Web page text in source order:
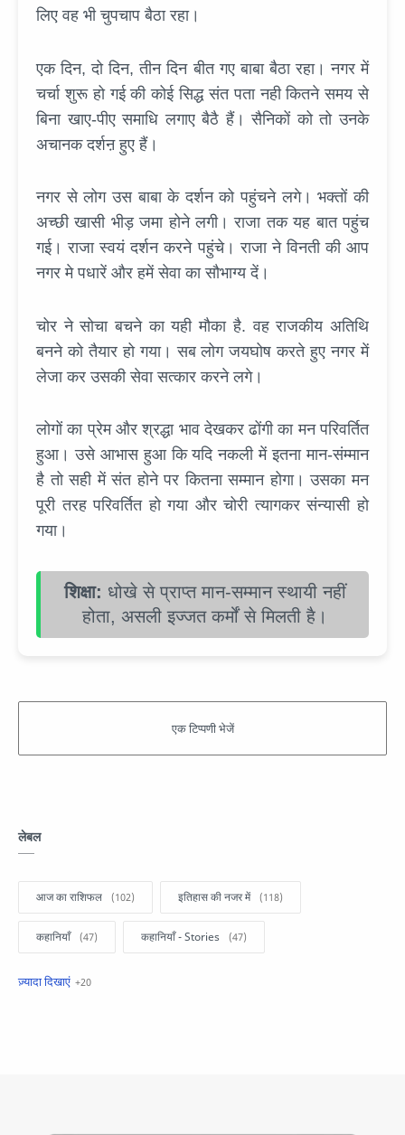
लिए वह भी चुपचाप बैठा रहा।
एक दिन, दो दिन, तीन दिन बीत गए बाबा बैठा रहा। नगर में
चर्चा शुरू हो गई की कोई सिद्ध संत पता नही कितने समय से
बिना खाए-पीए समाधि लगाए बैठै हैं। सैनिकों को तो उनके
अचानक दर्शऩ हुए हैं।
नगर से लोग उस बाबा के दर्शन को पहुंचने लगे। भक्तों की
अच्छी खासी भीड़ जमा होने लगी। राजा तक यह बात पहुंच
गई। राजा स्वयं दर्शन करने पहुंचे। राजा ने विनती की आप
नगर मे पधारें और हमें सेवा का सौभाग्य दें।
चोर ने सोचा बचने का यही मौका है. वह राजकीय अतिथि
बनने को तैयार हो गया। सब लोग जयघोष करते हुए नगर में
लेजा कर उसकी सेवा सत्कार करने लगे।
लोगों का प्रेम और श्रद्धा भाव देखकर ढोंगी का मन परिवर्तित
हुआ। उसे आभास हुआ कि यदि नकली में इतना मान-संम्मान
है तो सही में संत होने पर कितना सम्मान होगा। उसका मन
पूरी तरह परिवर्तित हो गया और चोरी त्यागकर संन्यासी हो
गया।
शिक्षा: धोखे से प्राप्त मान-सम्मान स्थायी नहीं
होता, असली इज्जत कर्मों से मिलती है।
लेबल
आज का राशिफल इतिहास की नजर में
कहानियाँ कहानियाँ - Stories
खबरें फटाफट